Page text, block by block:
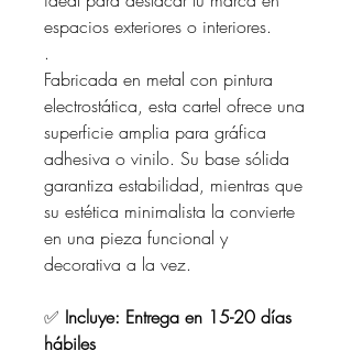
espacios exteriores o interiores.
.
Fabricada en metal con pintura
electrostática, esta cartel ofrece una
superficie amplia para gráfica
adhesiva o vinilo. Su base sólida
garantiza estabilidad, mientras que
su estética minimalista la convierte
en una pieza funcional y
decorativa a la vez.
✅ Incluye: Entrega en 15-20 días
hábiles